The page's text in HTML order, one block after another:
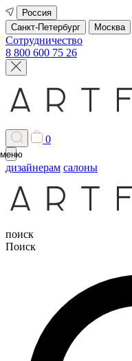
Россия
Санкт-Петербург
Москва
Сотрудничество
8 800 600 75 26
0
меню
дизайнерам салоны
поиск
Поиск